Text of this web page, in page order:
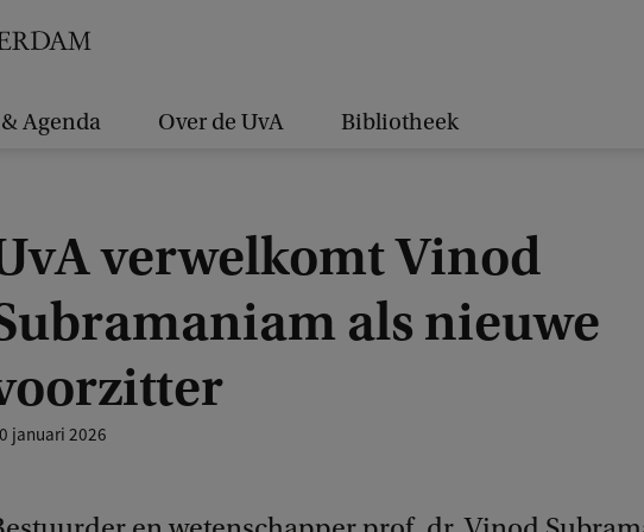
Agenda Over de UvA Bibliotheek
verwelkomt Vinod
als nieuwe
januari 2026